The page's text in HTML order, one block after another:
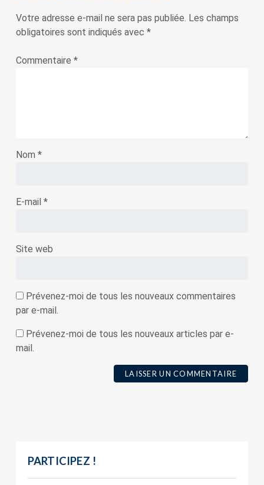
Votre adresse e-mail ne sera pas publiée. Les champs
obligatoires sont indiqués avec *
Commentaire *
Nom *
E-mail *
Site web
Prévenez-moi de tous les nouveaux commentaires
par e-mail.
Prévenez-moi de tous les nouveaux articles par e-
mail.
PARTICIPEZ !